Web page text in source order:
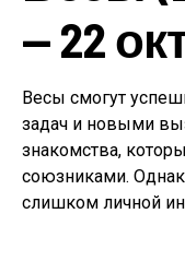
— 22
Весы смогут
задач и новыми
знакомства,
союзниками.
слишком личной